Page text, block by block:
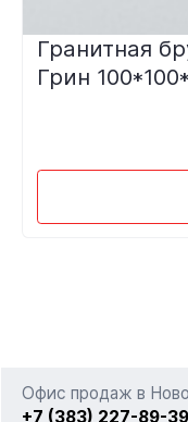
Гранитная
Грин
Офис продаж в
+7 (383) 227-89-39